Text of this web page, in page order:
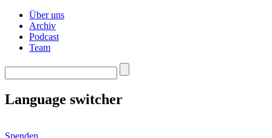
Über uns
Archiv
Podcast
Team
Language switcher
Spenden